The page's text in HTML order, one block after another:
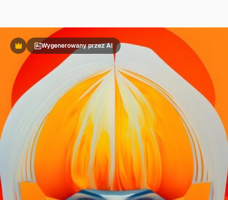
PremiumWygenerowany przez AI